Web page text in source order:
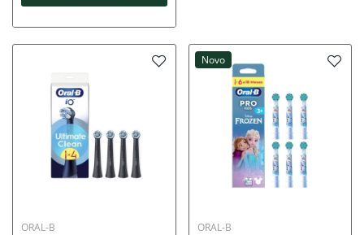
ORAL-B
Novo
ORAL-B